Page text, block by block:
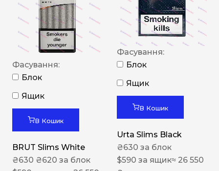
Фасування:
Блок
Ящик
В Кошик
BRUT Slims White
₴630 ₴620 за блок
Фасування:
Блок
Ящик
В Кошик
Urta Slims Black
₴630 за блок
$590 за ящик≈ 26 550